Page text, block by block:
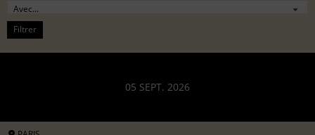
Filtrer
05 SEPT. 2026